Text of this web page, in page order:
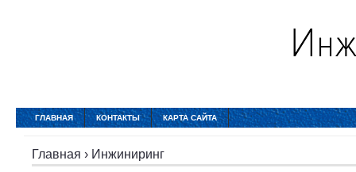
ГЛАВНАЯ КОНТАКТЫ КАРТА САЙТА
Главная › Инжиниринг